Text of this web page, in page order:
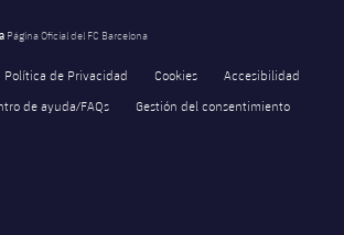
Página Oficial del FC Barcelona
Política de Privacidad Cookies
Accesibilidad
de ayuda/FAQs
Gestión del consentimiento